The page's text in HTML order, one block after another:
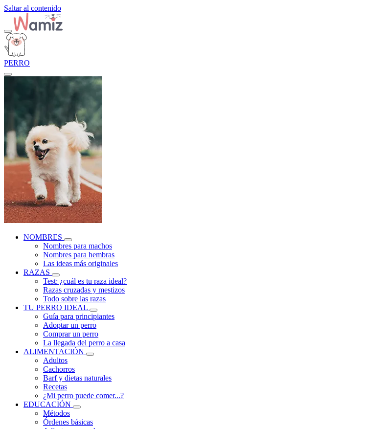
Saltar al contenido
PERRO
NOMBRES
Nombres para machos
Nombres para hembras
Las ideas más originales
RAZAS
Test: ¿cuál es tu raza ideal?
Razas cruzadas y mestizos
Todo sobre las razas
TU PERRO IDEAL
Guía para principiantes
Adoptar un perro
Comprar un perro
La llegada del perro a casa
ALIMENTACIÓN
Adultos
Cachorros
Barf y dietas naturales
Recetas
¿Mi perro puede comer...?
EDUCACIÓN
Métodos
Órdenes básicas